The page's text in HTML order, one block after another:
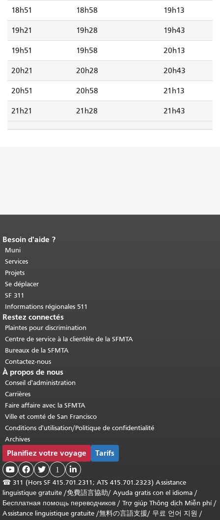
18h51 18h58 19h13
19h21 19h28 19h43
19h51 19h58 20h13
20h21 20h28 20h43
20h51 20h58 21h13
21h21 21h28 21h43
Fin du contenu de la page.
cette page se répète sur chaque page.
Retour au haut du contenu principal
Besoin d'aide ?
Muni
Services
Projets
Se déplacer
SF 311
Informations régionales 511
Restez connectés
Plaintes pour discrimination
Centre de service à la clientèle de la SFMTA
Bureaux de la SFMTA
Contactez-nous
À propos de nous
Conseil d'administration
Carrières
Faire affaire avec la SFMTA
Ville et comté de San Francisco
Conditions d'utilisation/Politique de confidentialité
Archives
Planifiez votre voyage Tarifs
   1 
☎ 311 (Hors SF 415.701.2311; ATS 415.701.2323) Assistance
linguistique gratuite /免費語言協助/ Ayuda gratis con el idioma /
Бесплатная помощь переводчиков / Trợ giúp Thông dịch Miễn phí/
Assistance linguistique gratuite /無料の言語支援/ 무료 언어 지원 /